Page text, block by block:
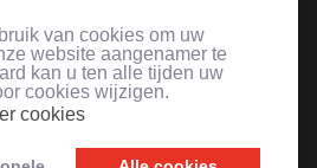
van cookies om uw
website aangenamer te
kan u ten alle tijden uw
cookies wijzigen.
cookies